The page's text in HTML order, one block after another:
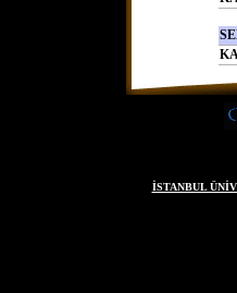
İSTANBUL